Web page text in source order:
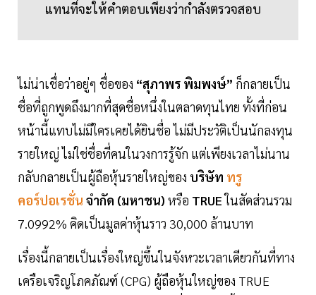
แทนที่จะให้คำตอบเพียงว่ากำลังตรวจสอบ
ไม่น่าเชื่อว่าอยู่ๆ ชื่อของ “สุภาพร พิมพงษ์” ก็กลายเป็น
ชื่อที่ถูกพูดถึงมากที่สุดชื่อหนึ่งในตลาดทุนไทย ทั้งที่ก่อน
หน้านี้แทบไม่มีใครเคยได้ยินชื่อ ไม่มีประวัติเป็นนักลงทุน
รายใหญ่ ไม่ใช่ชื่อที่คนในวงการรู้จัก แต่เพียงเวลาไม่นาน
กลับกลายเป็นผู้ถือหุ้นรายใหญ่ของ บริษัท ทรู
คอร์ปอเรชั่น จำกัด (มหาชน) หรือ TRUEในสัดส่วนรวม
7.0992% คิดเป็นมูลค่าหุ้นราว 30,000 ล้านบาท
เรื่องนี้กลายเป็นเรื่องใหญ่ขึ้นในจังหวะเวลาเดียวกันที่ทาง
เครือเจริญโภคภัณฑ์ (CPG) ผู้ถือหุ้นใหญ่ของ TRUE